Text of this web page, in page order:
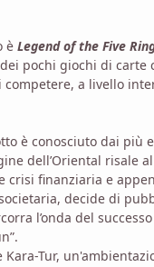
è Legend of the Five
pochi giochi di carte
a livello
è conosciuto dai più
dell’Oriental risale
crisi finanziaria e
decide di
l’onda del
Kara-Tur,